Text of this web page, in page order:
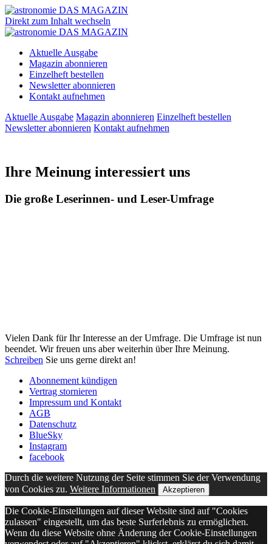
Direkt zum Inhalt wechseln
Aktuelle Ausgabe
Magazin abonnieren
Einzelheft bestellen
Newsletter abonnieren
Kontakt aufnehmen
Aktuelle Ausgabe Magazin abonnieren Einzelheft bestellen
Newsletter abonnieren Kontakt aufnehmen
Ihre Meinung interessiert uns
Die große Leserinnen- und Leser-Umfrage
Vielen Dank für Ihr Interesse an der Umfrage. Die Umfrage ist nun
beendet. Wir freuen uns aber weiterhin über Ihre Meinung.
Schreiben Sie uns gerne direkt an!
Abonnement kündigen
Vertrag stornieren
Impressum und Kontakt
AGB
Datenschutz
BlueSky
Instagram
facebook
Durch die weitere Nutzung der Seite stimmen Sie der Verwendung
von Cookies zu. Weitere Informationen Akzeptieren
Die Cookie-Einstellungen auf dieser Website sind auf "Cookies
zulassen" eingestellt, um das beste Surferlebnis zu ermöglichen.
Wenn du diese Website ohne Änderung der Cookie-Einstellungen